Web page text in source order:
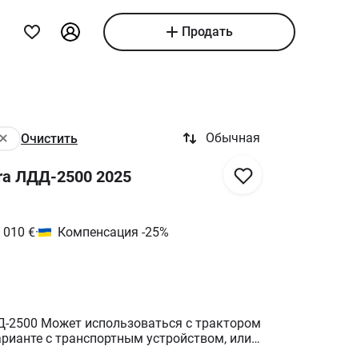
Продать
Очистить Обычная
ЛДД-2500 2025
010 €·
Компенсация -25%
Может использоваться с трактором
с транспортным устройством, или